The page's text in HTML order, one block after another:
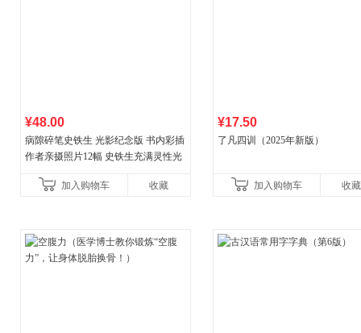
¥48.00
病隙碎笔史铁生 光影纪念版 书内彩插
作者亲摄照片12幅 史铁生充满灵性光
加入购物车
收藏
¥17.50
了凡四训（2025年新版）
加入购物车 收藏